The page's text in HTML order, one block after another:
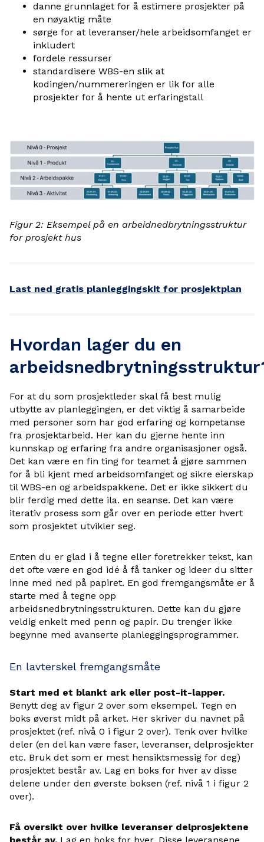
danne grunnlaget for å estimere prosjekter på
en nøyaktig måte
sørge for at leveranser/hele arbeidsomfanget er
inkludert
fordele ressurser
standardisere WBS-en slik at
kodingen/nummereringen er lik for alle
prosjekter for å hente ut erfaringstall
Figur 2: Eksempel på en arbeidnedbrytningsstruktur
for prosjekt hus
Last ned gratis planleggingskit for prosjektplan
Hvordan lager du en
For at du som prosjektleder skal få best mulig
utbytte av planleggingen, er det viktig å samarbeide
med personer som har god erfaring og kompetanse
fra prosjektarbeid. Her kan du gjerne hente inn
kunnskap og erfaring fra andre organisasjoner også.
Det kan være en fin ting for teamet å gjøre sammen
for å bli kjent med arbeidsomfanget og sikre eierskap
til WBS-en og arbeidspakkene. Det er ikke sikkert du
blir ferdig med dette ila. en seanse. Det kan være
iterativ prosess som går over en periode etter hvert
som prosjektet utvikler seg.
Enten du er glad i å tegne eller foretrekker tekst, kan
det ofte være en god idé å få tanker og ideer du sitter
inne med ned på papiret. En god fremgangsmåte er å
starte med å tegne opp
arbeidsnedbrytningsstrukturen. Dette kan du gjøre
veldig enkelt med penn og papir. Du trenger ikke
begynne med avanserte planleggingsprogrammer.
En lavterskel fremgangsmåte
Start med et blankt ark eller post-it-lapper.
Benytt deg av figur 2 over som eksempel. Tegn en
boks øverst midt på arket. Her skriver du navnet på
prosjektet (ref. nivå 0 i figur 2 over). Tenk over hvilke
deler (en del kan være faser, leveranser, delprosjekter
etc. Bruk det som er mest hensiktsmessig for deg)
prosjektet består av. Lag en boks for hver av disse
delene under den øverste boksen (ref. nivå 1 i figur 2
over).
Få oversikt over hvilke leveranser delprosjektene